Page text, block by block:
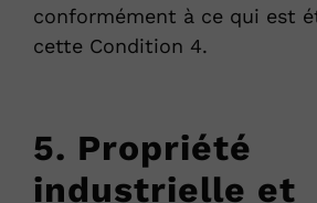
conformément à ce qui est
cette Condition 4.
5. Propriété
industrielle et